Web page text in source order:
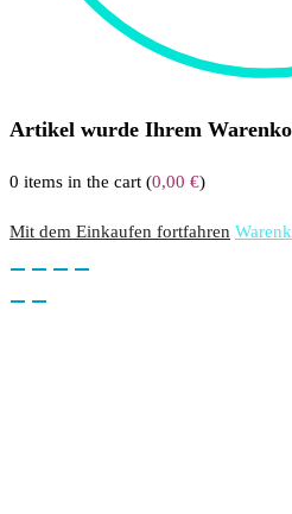
Artikel wurde Ihrem
0 items in the cart (0,00 €)
Mit dem Einkaufen fortfahren